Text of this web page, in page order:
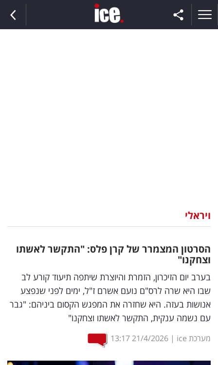
וצרכנות
דיגיטל
וטק
שיווק
ופרסום
משפט
מדדים
ויראלי
הסרטון המצמרר של קרן פלס: "התקשר לאשתו
וצחקנו"
בערב יום הזיכרון, הזמרת והיוצרת שיתפה תיעוד קורע לב
שבו היא שרה לרס"ם נועם אשרם ז"ל, ימים לפני שנפצע
אנושות בעזה. היא שחזרה את המפגש הקסום ביניהם: "גבר
עם נשמה ענקית, התקשר לאשתו וצחקנו"
מערכת ice |
21/4/2026
13:17